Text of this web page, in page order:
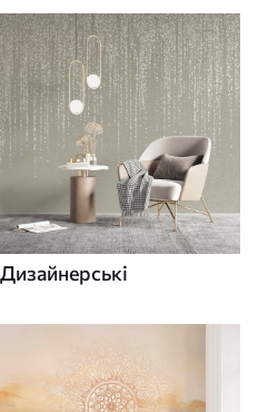
Дизайнерські